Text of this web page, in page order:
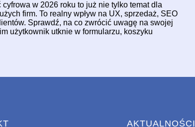
cyfrowa w 2026 roku to już nie tylko temat dla
firm. To realny wpływ na UX, sprzedaż, SEO
Sprawdź, na co zwrócić uwagę na swojej
użytkownik utknie w formularzu, koszyku
AKTUALNOŚCI